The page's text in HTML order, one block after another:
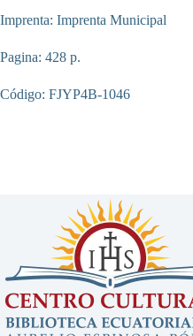
Imprenta: Imprenta Municipal
Pagina: 428 p.
Código: FJYP4B-1046